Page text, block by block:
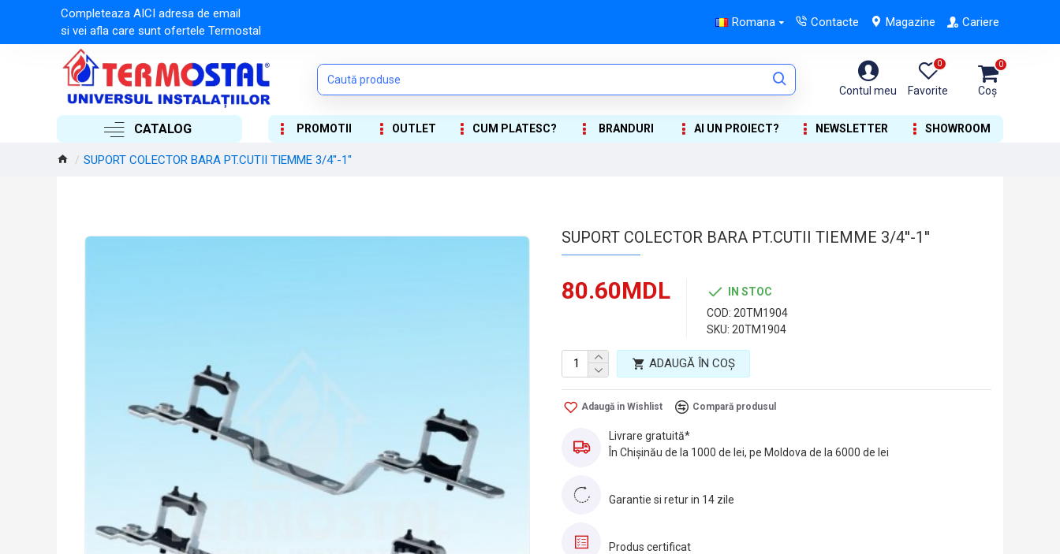
Completeaza AICI adresa de email
si vei afla care sunt ofertele Termostal
Romana Contacte Magazine Cariere
Contul meu Favorite
0
Coș
0
CATALOG PROMOTII OUTLET CUM PLATESC? BRANDURI AI UN PROIECT? NEWSLETTER SHOWROOM
SUPORT COLECTOR BARA PT.CUTII TIEMME 3/4''-1''
SUPORT COLECTOR BARA PT.CUTII TIEMME 3/4''-1''
80.60MDL
IN STOC
COD: 20TM1904
SKU: 20TM1904
ADAUGĂ ÎN COŞ
Adaugă in Wishlist Compară produsul
Livrare gratuită*
În Chișinău de la 1000 de lei, pe Moldova de la 6000 de lei
Garantie si retur in 14 zile
Produs certificat